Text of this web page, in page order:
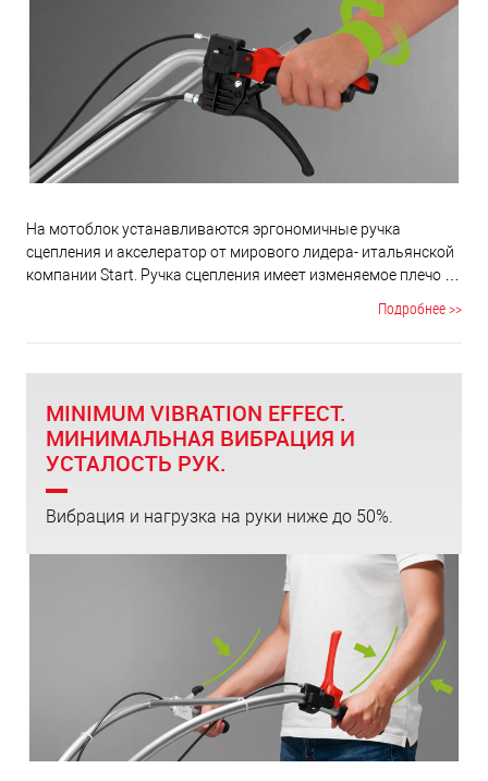
На мотоблок устанавливаются эргономичные ручка
сцепления и акселератор от мирового лидера- итальянской
компании Start. Ручка сцепления имеет изменяемое плечо и
выполнены из специального антивибрационного сплава,
что делает вашу работу комфортной.
Подробнее >>
MINIMUM VIBRATION EFFECT.
МИНИМАЛЬНАЯ ВИБРАЦИЯ И
УСТАЛОСТЬ РУК.
Вибрация и нагрузка на руки ниже до 50%.